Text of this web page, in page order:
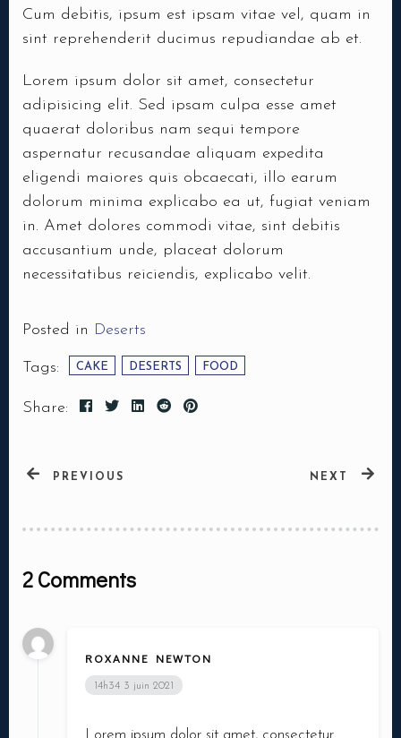
Cum debitis, ipsum est ipsam vitae vel, quam in
sint reprehenderit ducimus repudiandae ab et.
Lorem ipsum dolor sit amet, consectetur
adipisicing elit. Sed ipsam culpa esse amet
quaerat doloribus nam sequi tempore
aspernatur recusandae aliquam expedita
eligendi maiores quis obcaecati, illo earum
dolorum minima explicabo ea ut, fugiat veniam
in. Amet dolores commodi vitae, sint debitis
accusantium unde, placeat dolorum
necessitatibus reiciendis, explicabo velit.
Posted in Deserts
Tags: CAKE DESERTS FOOD
Share:
PREVIOUS NEXT
2 Comments
ROXANNE NEWTON
14h34 3 juin 2021
Lorem ipsum dolor sit amet, consectetur
Ma réservation